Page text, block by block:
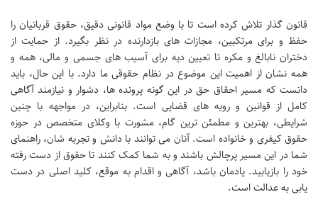
قانون گذار تلاش کرده است تا با وضع مواد قانونی دقیق، حقوق قربانیان را
حفظ و برای مرتکبین، مجازات های بازدارنده در نظر بگیرد. از حمایت از
دختران نابالغ و مکره تا تعیین دیه برای آسیب های جسمی و مالی، همه و
همه نشان از اهمیت این موضوع در نظام حقوقی ما دارد. با این حال، باید
دانست که مسیر احقاق حق در این گونه پرونده ها، دشوار و نیازمند آگاهی
کامل از قوانین و رویه های قضایی است. بنابراین، در مواجهه با چنین
شرایطی، بهترین و مطمئن ترین گام، مشورت با وکلای متخصص در حوزه
حقوق کیفری و خانواده است. آنان می توانند با دانش و تجربه شان، راهنمای
شما در این مسیر پرچالش باشند و به شما کمک کنند تا حقوق از دست رفته
خود را بازیابید. یادمان باشد، آگاهی و اقدام به موقع، کلید اصلی در دست
یابی به عدالت است.